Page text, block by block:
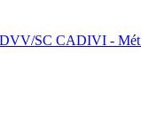
DVV/SC CADIVI - Mét